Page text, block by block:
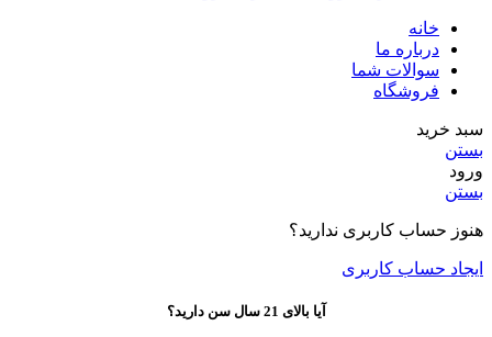
خانه
درباره ما
سوالات شما
فروشگاه
سبد خرید
بستن
ورود
بستن
هنوز حساب کاربری ندارید؟
ایجاد حساب کاربری
آیا بالای 21 سال سن دارید؟